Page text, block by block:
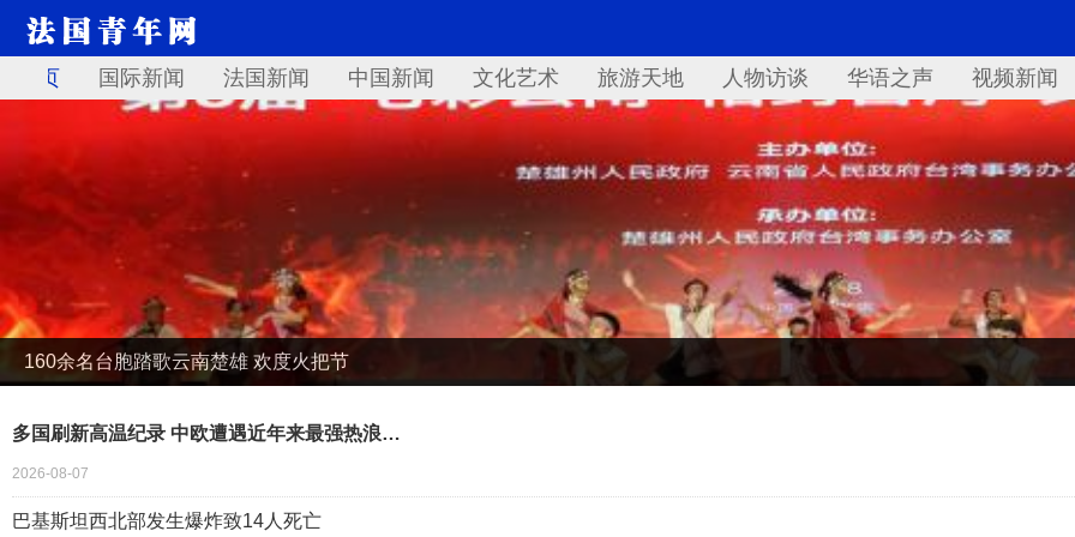
首页 国际新闻 法国新闻 中国新闻 文化艺术 旅游天地 人物访谈 华语之声 视频新闻
160余名台胞踏歌云南楚雄 欢度火把节
多国刷新高温纪录 中欧遭遇近年来最强热浪…
2026-08-07
巴基斯坦西北部发生爆炸致14人死亡